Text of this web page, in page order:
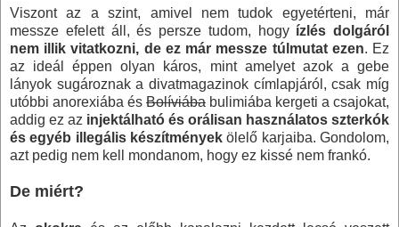
Viszont az a szint, amivel nem tudok egyetérteni, már
messze efelett áll, és persze tudom, hogy ízlés dolgáról
nem illik vitatkozni, de ez már messze túlmutat ezen. Ez
az ideál éppen olyan káros, mint amelyet azok a gebe
lányok sugároznak a divatmagazinok címlapjáról, csak míg
utóbbi anorexiába és Bolíviába bulimiába kergeti a csajokat,
addig ez az injektálható és orálisan használatos szterkók
és egyéb illegális készítmények ölelő karjaiba. Gondolom,
azt pedig nem kell mondanom, hogy ez kissé nem frankó.
De miért?